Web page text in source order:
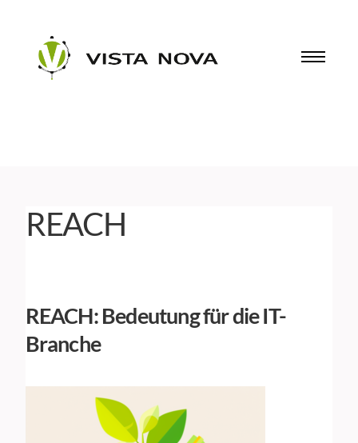
REACH
REACH: Bedeutung für die IT-
Branche